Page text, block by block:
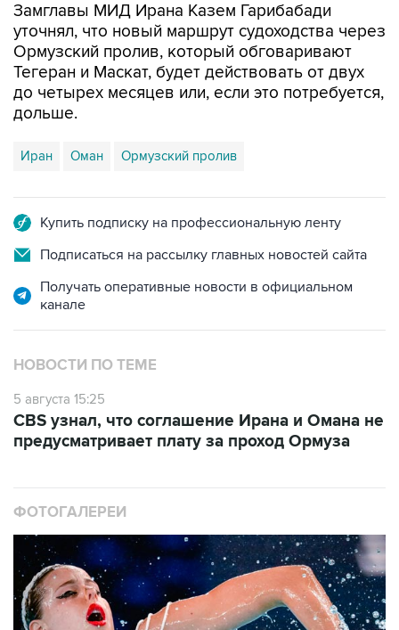
Замглавы МИД Ирана Казем Гарибабади
уточнял, что новый маршрут судоходства через
Ормузский пролив, который обговаривают
Тегеран и Маскат, будет действовать от двух
до четырех месяцев или, если это потребуется,
дольше.
Иран Оман Ормузский пролив
Купить подписку на профессиональную ленту
Подписаться на рассылку главных новостей сайта
Получать оперативные новости в официальном
канале
НОВОСТИ ПО ТЕМЕ
5 августа 15:25
CBS узнал, что соглашение Ирана и Омана не
предусматривает плату за проход Ормуза
ФОТОГАЛЕРЕИ